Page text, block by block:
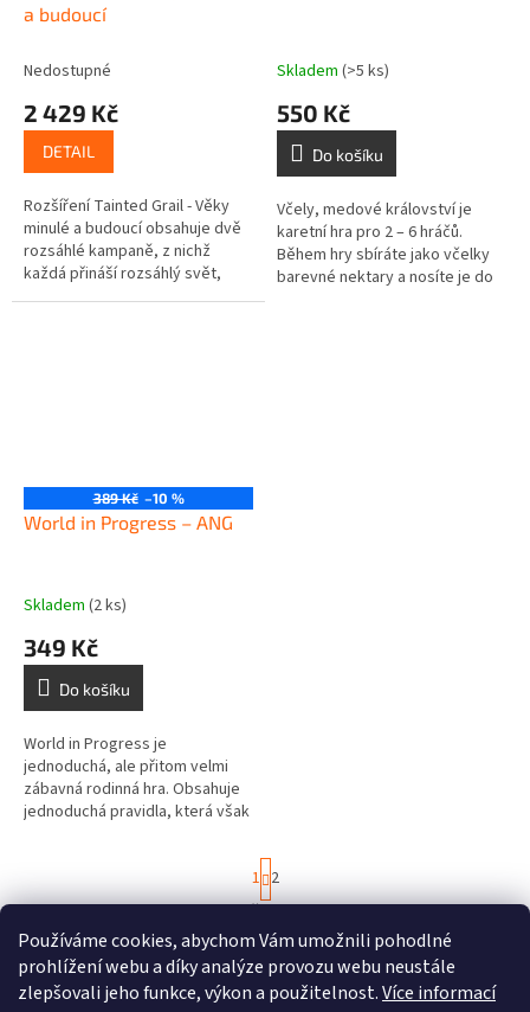
Používáme cookies, abychom Vám umožnili pohodlné
prohlížení webu a díky analýze provozu webu neustále
zlepšovali jeho funkce, výkon a použitelnost.Více informací
a budoucí
Nedostupné
2 429 Kč
DETAIL
Rozšíření Tainted Grail - Věky
minulé a budoucí obsahuje dvě
rozsáhlé kampaně, z nichž
každá přináší rozsáhlý svět,
volající po prozkoumání, a
Skladem (>5 ks)
550 Kč
Do košíku
Včely, medové království je
karetní hra pro 2 – 6 hráčů.
Během hry sbíráte jako včelky
barevné nektary a nosíte je do
389 Kč –10 %
World in Progress – ANG
Skladem (2 ks)
349 Kč
Do košíku
World in Progress je
jednoduchá, ale přitom velmi
zábavná rodinná hra. Obsahuje
jednoduchá pravidla, která však
v
l
á
S
t
r
n
k
o
1 2
25položek celkem
NAHORU